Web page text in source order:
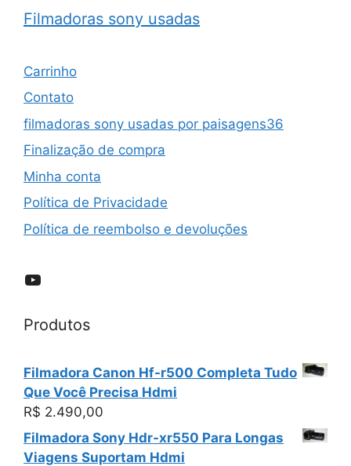
Filmadoras sony usadas
Carrinho
Contato
filmadoras sony usadas por paisagens36
Finalização de compra
Minha conta
Política de Privacidade
Política de reembolso e devoluções
YouTube
Produtos
Filmadora Canon Hf-r500 Completa Tudo
Que Você Precisa Hdmi
R$ 2.490,00
Filmadora Sony Hdr-xr550 Para Longas
Viagens Suportam Hdmi